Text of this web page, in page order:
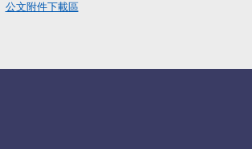
公文附件下載區